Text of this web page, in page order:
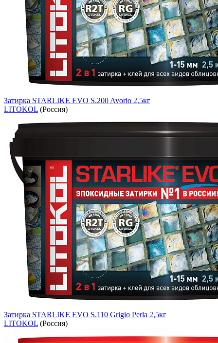
Затирка STARLIKE EVO S.200 Avorio 2,5кг
LITOKOL (Россия)
Затирка STARLIKE EVO S.110 Grigio Perla 2,5кг
LITOKOL (Россия)